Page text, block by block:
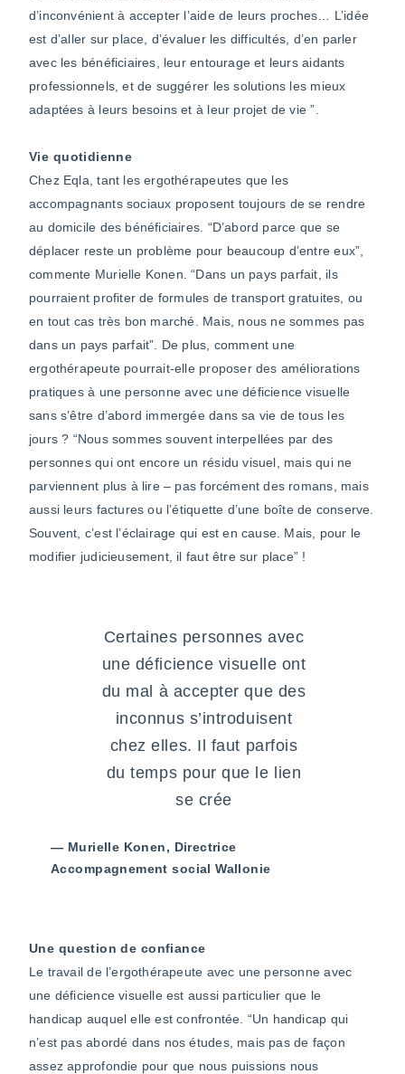
d’inconvénient à accepter l’aide de leurs proches… L’idée
est d’aller sur place, d’évaluer les difficultés, d’en parler
avec les bénéficiaires, leur entourage et leurs aidants
professionnels, et de suggérer les solutions les mieux
adaptées à leurs besoins et à leur projet de vie ”.
Vie quotidienne
Chez Eqla, tant les ergothérapeutes que les
accompagnants sociaux proposent toujours de se rendre
au domicile des bénéficiaires. “D’abord parce que se
déplacer reste un problème pour beaucoup d’entre eux”,
commente Murielle Konen. “Dans un pays parfait, ils
pourraient profiter de formules de transport gratuites, ou
en tout cas très bon marché. Mais, nous ne sommes pas
dans un pays parfait”. De plus, comment une
ergothérapeute pourrait-elle proposer des améliorations
pratiques à une personne avec une déficience visuelle
sans s’être d’abord immergée dans sa vie de tous les
jours ? “Nous sommes souvent interpellées par des
personnes qui ont encore un résidu visuel, mais qui ne
parviennent plus à lire – pas forcément des romans, mais
aussi leurs factures ou l’étiquette d’une boîte de conserve.
Souvent, c’est l’éclairage qui est en cause. Mais, pour le
modifier judicieusement, il faut être sur place” !
Certaines personnes avec
une déficience visuelle ont
du mal à accepter que des
inconnus s’introduisent
chez elles. Il faut parfois
du temps pour que le lien
se crée
— Murielle Konen, Directrice
Accompagnement social Wallonie
Une question de confiance
Le travail de l’ergothérapeute avec une personne avec
une déficience visuelle est aussi particulier que le
handicap auquel elle est confrontée. “Un handicap qui
n’est pas abordé dans nos études, mais pas de façon
assez approfondie pour que nous puissions nous